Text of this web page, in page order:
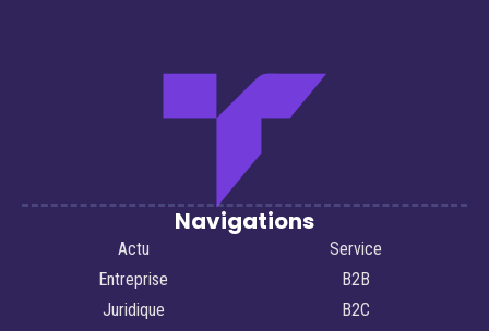
Navigations
Actu
Entreprise
Juridique
Service
B2B
B2C